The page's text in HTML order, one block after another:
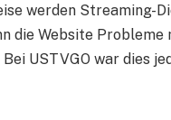
werden Streaming-
die Website Probleme
USTVGO war dies